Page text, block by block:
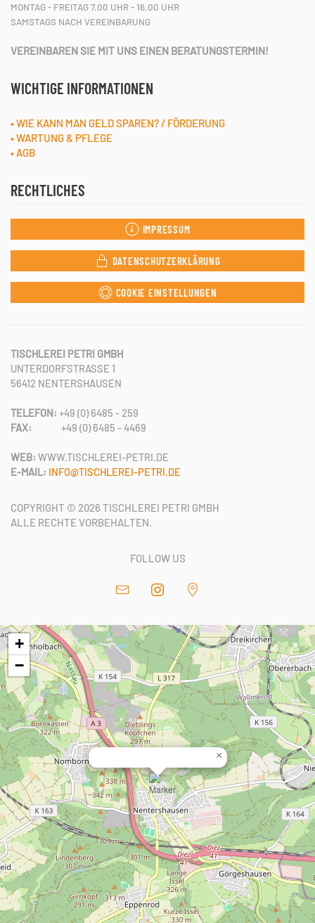
MONTAG - FREITAG 7.00 UHR - 16.00 UHR
SAMSTAGS NACH VEREINBARUNG
VEREINBAREN SIE MIT UNS EINEN BERATUNGSTERMIN!
WICHTIGE INFORMATIONEN
• WIE KANN MAN GELD SPAREN? / FÖRDERUNG
• WARTUNG & PFLEGE
• AGB
RECHTLICHES
IMPRESSUM
DATENSCHUTZERKLÄRUNG
COOKIE EINSTELLUNGEN
TISCHLEREI PETRI GMBH
UNTERDORFSTRASSE 1
56412 NENTERSHAUSEN
TELEFON: +49 (0) 6485 - 259
FAX: +49 (0) 6485 - 4469
WEB: WWW.TISCHLEREI-PETRI.DE
E-MAIL: INFO@TISCHLEREI-PETRI.DE
COPYRIGHT © 2026 TISCHLEREI PETRI GMBH
ALLE RECHTE VORBEHALTEN.
FOLLOW US
×
+
−